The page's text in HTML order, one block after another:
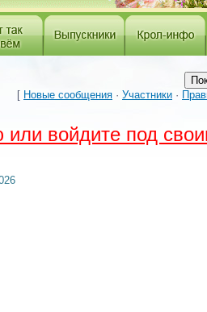
[ Новые сообщения · Участники ·
или войдите под